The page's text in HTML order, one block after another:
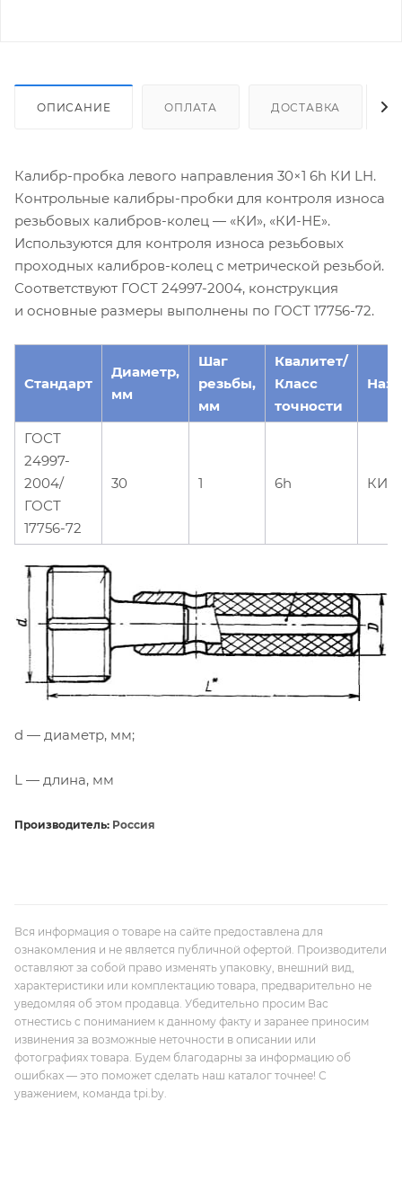
ОПИСАНИЕ ОПЛАТА ДОСТАВКА
Калибр-пробка левого направления 30×1 6h КИ LH.
Контрольные калибры-пробки для контроля износа
резьбовых калибров-колец — «КИ», «КИ-НЕ».
Используются для контроля износа резьбовых
проходных калибров-колец с метрической резьбой.
Соответствуют ГОСТ 24997-2004, конструкция
и основные размеры выполнены по ГОСТ 17756-72.
Стандарт
Диаметр,
мм
Шаг
резьбы,
мм
Квалитет/
Класс
точности
ГОСТ
24997-
2004/
ГОСТ
17756-72
30 1 6h КИ
d — диаметр, мм;
L — длина, мм
Производитель: Россия
Вся информация о товаре на сайте предоставлена для
ознакомления и не является публичной офертой. Производители
оставляют за собой право изменять упаковку, внешний вид,
характеристики или комплектацию товара, предварительно не
уведомляя об этом продавца. Убедительно просим Вас
отнестись с пониманием к данному факту и заранее приносим
извинения за возможные неточности в описании или
фотографиях товара. Будем благодарны за информацию об
ошибках — это поможет сделать наш каталог точнее! С
уважением, команда tpi.by.